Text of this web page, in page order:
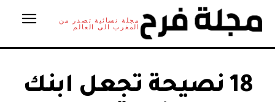
مجلة نسائية تصدر من
المغرب الى العالم
18 نصيحة تجعل ابنك